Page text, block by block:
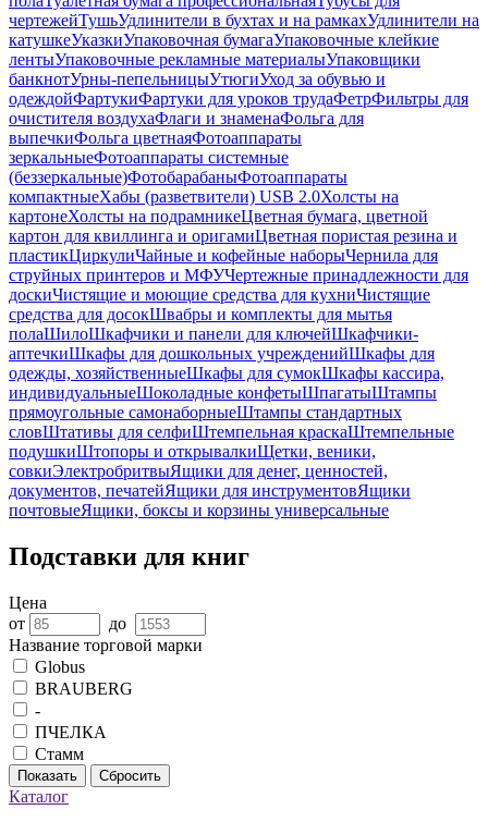
чертежейТушьУдлинители в бухтах и на рамкахУдлинители на
катушкеУказкиУпаковочная бумагаУпаковочные клейкие
лентыУпаковочные рекламные материалыУпаковщики
банкнотУрны-пепельницыУтюгиУход за обувью и
одеждойФартукиФартуки для уроков трудаФетрФильтры для
очистителя воздухаФлаги и знаменаФольга для
выпечкиФольга цветнаяФотоаппараты
зеркальныеФотоаппараты системные
(беззеркальные)ФотобарабаныФотоаппараты
компактныеХабы (разветвители) USB 2.0Холсты на
картонеХолсты на подрамникеЦветная бумага, цветной
картон для квиллинга и оригамиЦветная пористая резина и
пластикЦиркулиЧайные и кофейные наборыЧернила для
струйных принтеров и МФУЧертежные принадлежности для
доскиЧистящие и моющие средства для кухниЧистящие
средства для досокШвабры и комплекты для мытья
полаШилоШкафчики и панели для ключейШкафчики-
аптечкиШкафы для дошкольных учрежденийШкафы для
одежды, хозяйственныеШкафы для сумокШкафы кассира,
индивидуальныеШоколадные конфетыШпагатыШтампы
прямоугольные самонаборныеШтампы стандартных
словШтативы для селфиШтемпельная краскаШтемпельные
подушкиШтопоры и открывалкиЩетки, веники,
совкиЭлектробритвыЯщики для денег, ценностей,
документов, печатейЯщики для инструментовЯщики
почтовыеЯщики, боксы и корзины универсальные
Подставки для книг
Цена
от
до
Название торговой марки
Globus
BRAUBERG
-
ПЧЕЛКА
Стамм
Показать Сбросить
Каталог